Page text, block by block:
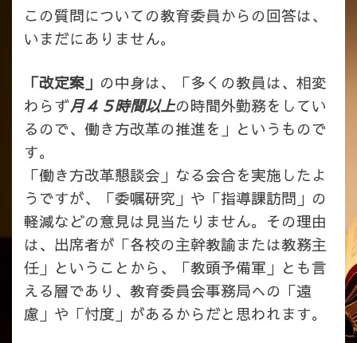
この質問についての教育委員からの回答は、
いまだにありません。
「改定案」 の中身は、「多くの教員は、相変
わらず月４５時間以上の時間外勤務をしてい
るので、働き方改革の推進を」というもので
す。
「働き方改革懇談会」なる会合を実施したよ
うですが、「委嘱研究」や「指導課訪問」の
軽減などの意見は見当たりません。 その理由
は、出席者が「各校の主幹教諭または教務主
任」ということから、「教頭予備軍」とも言
える層であり、教育委員会事務局への「遠
慮」や「忖度」があるからだと思われます。